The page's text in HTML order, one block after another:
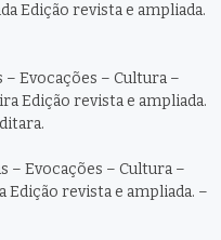
Edição revista e ampliada.
Evocações – Cultura –
Edição revista e ampliada.
– Evocações – Cultura –
revista e ampliada. –